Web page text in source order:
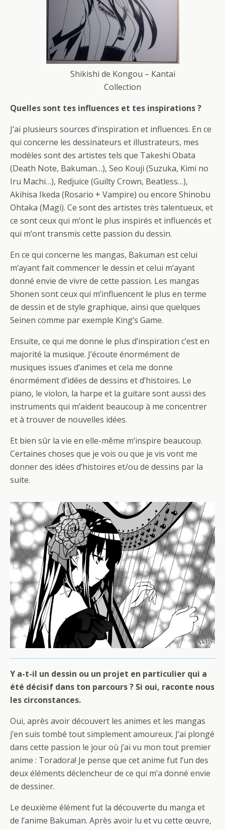
Shikishi de Kongou – Kantai
Collection
Quelles sont tes influences et tes inspirations ?
J’ai plusieurs sources d’inspiration et influences. En ce
qui concerne les dessinateurs et illustrateurs, mes
modèles sont des artistes tels que Takeshi Obata
(Death Note, Bakuman…), Seo Kouji (Suzuka, Kimi no
Iru Machi…), Redjuice (Guilty Crown, Beatless…),
Akihisa Ikeda (Rosario + Vampire) ou encore Shinobu
Ohtaka (Magi). Ce sont des artistes très talentueux, et
ce sont ceux qui m’ont le plus inspirés et influencés et
qui m’ont transmis cette passion du dessin.
En ce qui concerne les mangas, Bakuman est celui
m’ayant fait commencer le dessin et celui m’ayant
donné envie de vivre de cette passion. Les mangas
Shonen sont ceux qui m’influencent le plus en terme
de dessin et de style graphique, ainsi que quelques
Seinen comme par exemple King’s Game.
Ensuite, ce qui me donne le plus d’inspiration c’est en
majorité la musique. J’écoute énormément de
musiques issues d’animes et cela me donne
énormément d’idées de dessins et d’histoires. Le
piano, le violon, la harpe et la guitare sont aussi des
instruments qui m’aident beaucoup à me concentrer
et à trouver de nouvelles idées.
Et bien sûr la vie en elle-même m’inspire beaucoup.
Certaines choses que je vois ou que je vis vont me
donner des idées d’histoires et/ou de dessins par la
suite.
Y a-t-il un dessin ou un projet en particulier qui a
été décisif dans ton parcours ? Si oui, raconte nous
les circonstances.
Oui, après avoir découvert les animes et les mangas
j’en suis tombé tout simplement amoureux. J’ai plongé
dans cette passion le jour où j’ai vu mon tout premier
anime : Toradora! Je pense que cet anime fut l’un des
deux éléments déclencheur de ce qui m’a donné envie
de dessiner.
Le deuxième élément fut la découverte du manga et
de l’anime Bakuman. Après avoir lu et vu cette œuvre,